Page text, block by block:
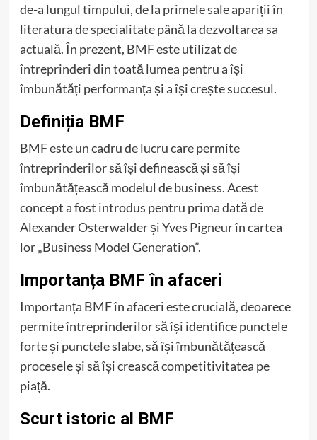
de-a lungul timpului, de la primele sale apariții în
literatura de specialitate până la dezvoltarea sa
actuală. În prezent, BMF este utilizat de
întreprinderi din toată lumea pentru a își
îmbunătăți performanța și a își crește succesul.
Definiția BMF
BMF este un cadru de lucru care permite
întreprinderilor să își definească și să își
îmbunătățească modelul de business. Acest
concept a fost introdus pentru prima dată de
Alexander Osterwalder și Yves Pigneur în cartea
lor „Business Model Generation”.
Importanța BMF în afaceri
Importanța BMF în afaceri este crucială, deoarece
permite întreprinderilor să își identifice punctele
forte și punctele slabe, să își îmbunătățească
procesele și să își crească competitivitatea pe
piață.
Scurt istoric al BMF